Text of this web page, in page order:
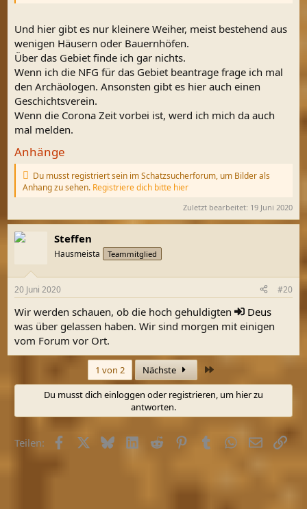
Und hier gibt es nur kleinere Weiher, meist bestehend aus
wenigen Häusern oder Bauernhöfen.
Über das Gebiet finde ich gar nichts.
Wenn ich die NFG für das Gebiet beantrage frage ich mal
den Archäologen. Ansonsten gibt es hier auch einen
Geschichtsverein.
Wenn die Corona Zeit vorbei ist, werd ich mich da auch
mal melden.
Anhänge
Du musst registriert sein im Schatzsucherforum, um Bilder als
Anhang zu sehen. Registriere dich bitte hier
Zuletzt bearbeitet: 19 Juni 2020
Steffen
Hausmeista Teammitglied
20 Juni 2020 #20
Wir werden schauen, ob die hoch gehuldigten
Deus
was über gelassen haben. Wir sind morgen mit einigen
vom Forum vor Ort.
1 von 2 Nächste
Du musst dich einloggen oder registrieren, um hier zu
antworten.
Teilen: FacebookX (Twitter)
BlueskyLinkedInReddit PinterestTumblrWhatsApp
E-MailLink